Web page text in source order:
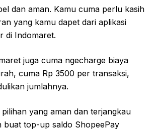
dan aman. Kamu cuma perlu kasih
yang kamu dapet dari aplikasi
di Indomaret.
juga cuma ngecharge biaya
cuma Rp 3500 per transaksi,
jumlahnya.
yang aman dan terjangkau
buat top-up saldo ShopeePay